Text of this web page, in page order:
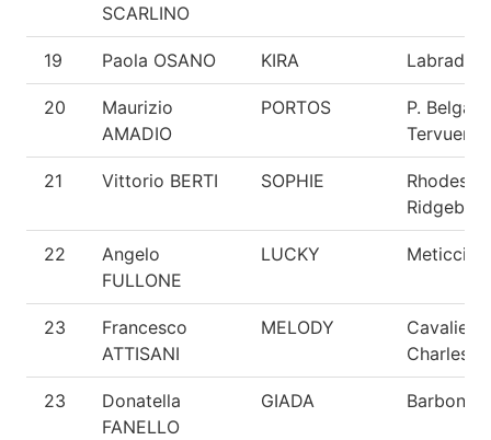
SCARLINO
19 Paola OSANO KIRA Labrador
20
Maurizio
AMADIO
PORTOS
P. Belga
Tervueren
21 Vittorio BERTI SOPHIE
Rhodesian
22
Angelo
FULLONE
LUCKY Meticcio
23
Francesco
ATTISANI
MELODY
Cavalier
Charles
23
Donatella
FANELLO
GIADA Barbone